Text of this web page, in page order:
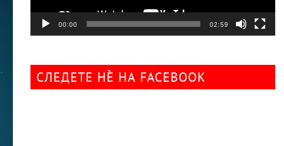
00:00 02:59
СЛЕДЕТЕ НÈ НА FACEBOOK